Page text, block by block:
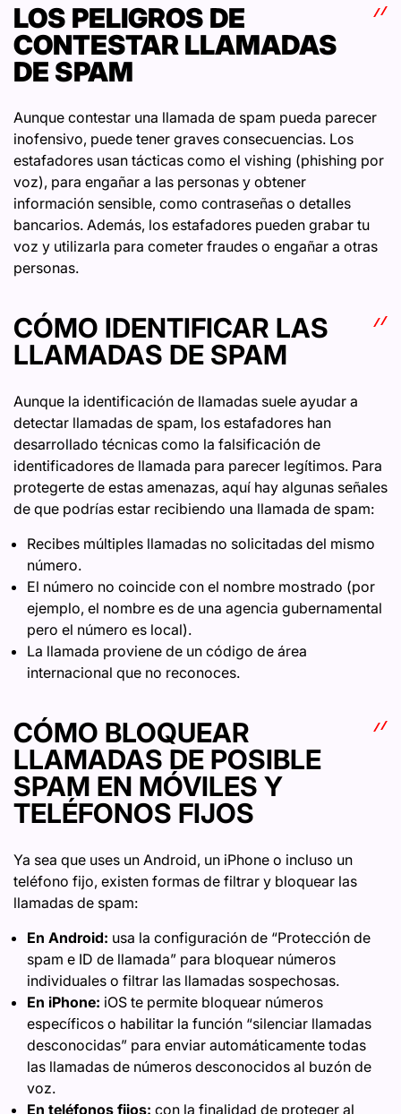
LOS PELIGROS DE
CONTESTAR LLAMADAS
DE SPAM
Aunque contestar una llamada de spam pueda parecer
inofensivo, puede tener graves consecuencias. Los
estafadores usan tácticas como el vishing (phishing por
voz), para engañar a las personas y obtener
información sensible, como contraseñas o detalles
bancarios. Además, los estafadores pueden grabar tu
voz y utilizarla para cometer fraudes o engañar a otras
personas.
CÓMO IDENTIFICAR LAS
LLAMADAS DE SPAM
Aunque la identificación de llamadas suele ayudar a
detectar llamadas de spam, los estafadores han
desarrollado técnicas como la falsificación de
identificadores de llamada para parecer legítimos. Para
protegerte de estas amenazas, aquí hay algunas señales
de que podrías estar recibiendo una llamada de spam:
Recibes múltiples llamadas no solicitadas del mismo
número.
El número no coincide con el nombre mostrado (por
ejemplo, el nombre es de una agencia gubernamental
pero el número es local).
La llamada proviene de un código de área
internacional que no reconoces.
CÓMO BLOQUEAR
LLAMADAS DE POSIBLE
SPAM EN MÓVILES Y
TELÉFONOS FIJOS
Ya sea que uses un Android, un iPhone o incluso un
teléfono fijo, existen formas de filtrar y bloquear las
llamadas de spam:
En Android: usa la configuración de “Protección de
spam e ID de llamada” para bloquear números
individuales o filtrar las llamadas sospechosas.
En iPhone: iOS te permite bloquear números
específicos o habilitar la función “silenciar llamadas
desconocidas” para enviar automáticamente todas
las llamadas de números desconocidos al buzón de
voz.
En teléfonos fijos: con la finalidad de proteger al